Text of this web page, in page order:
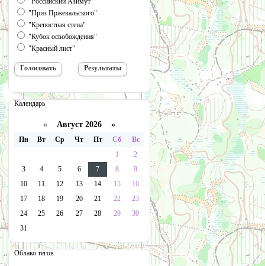
"Приз Пржевальского"
"Крепостная стена"
"Кубок освобождения"
"Красный лист"
Календарь
« Август 2026 »
Пн Вт Ср Чт Пт Сб
Вс
1
2
3
4 5 6 7 8
9
10
11 12 13 14 15
16
17
18 19 20 21 22
23
24
25 26 27 28 29
30
31
Облако тегов